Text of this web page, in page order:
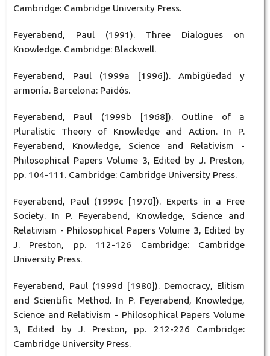
Cambridge: Cambridge University Press.
Feyerabend, Paul (1991). Three Dialogues on
Knowledge. Cambridge: Blackwell.
Feyerabend, Paul (1999a [1996]). Ambigüedad y
armonía. Barcelona: Paidós.
Feyerabend, Paul (1999b [1968]). Outline of a
Pluralistic Theory of Knowledge and Action. In P.
Feyerabend, Knowledge, Science and Relativism -
Philosophical Papers Volume 3, Edited by J. Preston,
pp. 104-111. Cambridge: Cambridge University Press.
Feyerabend, Paul (1999c [1970]). Experts in a Free
Society. In P. Feyerabend, Knowledge, Science and
Relativism - Philosophical Papers Volume 3, Edited by
J. Preston, pp. 112-126 Cambridge: Cambridge
University Press.
Feyerabend, Paul (1999d [1980]). Democracy, Elitism
and Scientific Method. In P. Feyerabend, Knowledge,
Science and Relativism - Philosophical Papers Volume
3, Edited by J. Preston, pp. 212-226 Cambridge:
Cambridge University Press.